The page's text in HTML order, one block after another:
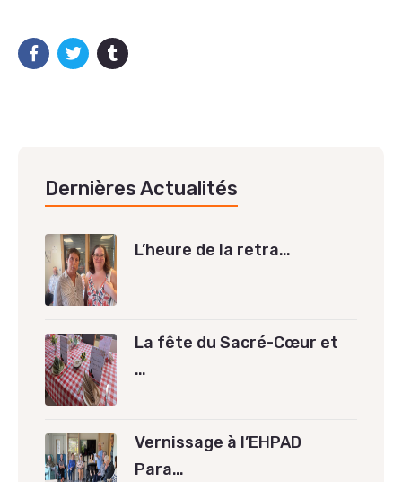
Dernières Actualités
L’heure de la retra…
La fête du Sacré-Cœur et
…
Vernissage à l’EHPAD
Para…